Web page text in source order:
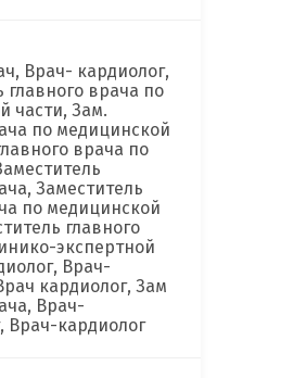
Врач- кардиолог,
главного врача по
части, Зам.
по медицинской
врача по
Заместитель
по медицинской
главного
экспертной
Врач-
кардиолог, Зам
Врач-
Врач-кардиолог